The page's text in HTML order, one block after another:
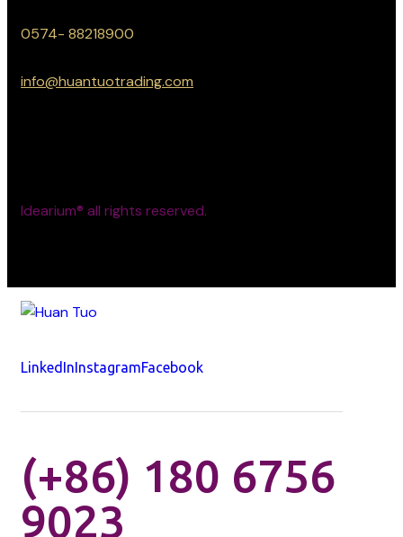
0574- 88218900
info@huantuotrading.com
Idearium® all rights reserved.
LinkedInInstagramFacebook
(+86) 180 6756
9023​